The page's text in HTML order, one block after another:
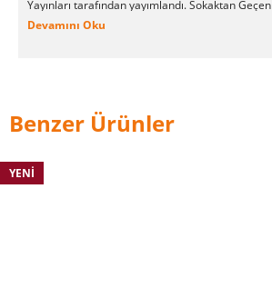
Yayınları tarafından yayımlandı. Sokaktan Geçen
Dünya (5us Yayınları, 2002) adlı bir deneme
Devamını Oku
Benzer Ürünler
YENI